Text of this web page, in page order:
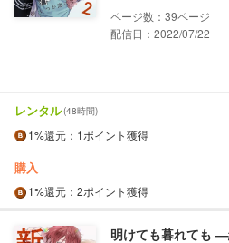
39
配信日：2022/07/22
レンタル(48時間)
1%還元 ：1ポイント獲得
購入
1%還元 ：2ポイント獲得
明けても暮れても